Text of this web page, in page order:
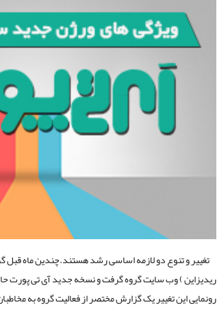
تغییر و تنوع دو لازمه اساسی رشد هستند.چندین ماه قبل
ریدیزاین ) وب سایت گروه گرفت و نسخه جدید آی تی پورت
رونمایی این تغییر یک گزارش مختصر از فعالیت گروه به